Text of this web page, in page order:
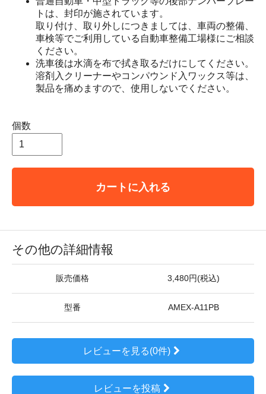
トは、封印が施されています。
取り付け、取り外しにつきましては、車両の整備、
車検等でご利用している自動車整備工場様にご相談
ください。
洗車後は水滴を布で拭き取るだけにしてください。
溶剤入クリーナーやコンパウンド入ワックス等は、
製品を痛めますので、使用しないでください。
個数
カートに入れる
その他の詳細情報
販売価格 3,480円(税込)
型番 AMEX-A11PB
レビューを見る(0件)
レビューを投稿